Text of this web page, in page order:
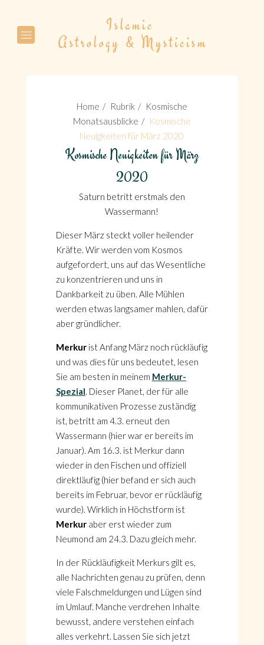
Home Rubrik
Kosmische
Monatsausblicke
Kosmische
Neuigkeiten für März 2020
Kosmische Neuigkeiten für März
2020
Saturn betritt erstmals den
Wassermann!
Dieser März steckt voller heilender
Kräfte. Wir werden vom Kosmos
aufgefordert, uns auf das Wesentliche
zu konzentrieren und uns in
Dankbarkeit zu üben. Alle Mühlen
werden etwas langsamer mahlen, dafür
aber gründlicher.
Merkurist Anfang März noch rückläufig
und was dies für uns bedeutet, lesen
Sie am besten in meinem Merkur-
Spezial. Dieser Planet, der für alle
kommunikativen Prozesse zuständig
ist, betritt am 4.3. erneut den
Wassermann (hier war er bereits im
Januar). Am 16.3. ist Merkur dann
wieder in den Fischen und offiziell
direktläufig (hier befand er sich auch
bereits im Februar, bevor er rückläufig
wurde). Wirklich in Höchstform ist
Merkuraber erst wieder zum
Neumond am 24.3. Dazu gleich mehr.
In der Rückläufigkeit Merkurs gilt es,
alle Nachrichten genau zu prüfen, denn
viele Falschmeldungen und Lügen sind
im Umlauf. Manche verdrehen Inhalte
bewusst, andere verstehen einfach
alles verkehrt. Lassen Sie sich jetzt